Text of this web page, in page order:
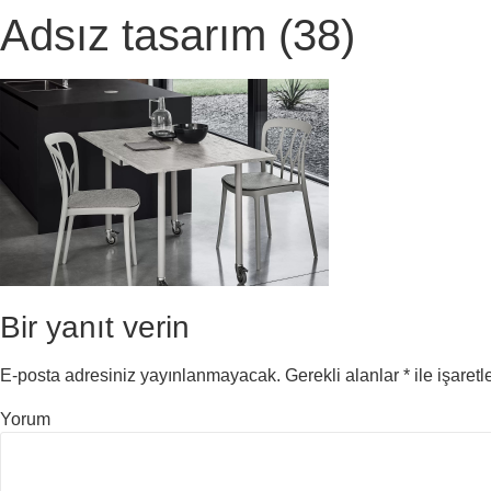
Adsız tasarım (38)
Bir yanıt verin
E-posta adresiniz yayınlanmayacak. Gerekli alanlar * ile
Yorum